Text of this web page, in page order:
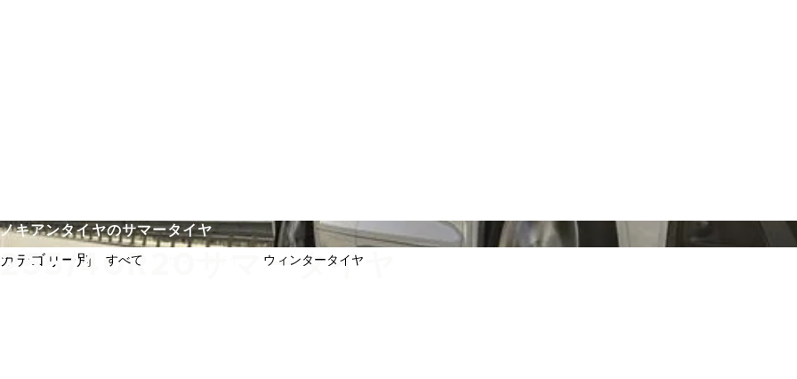
255/40R20サマータイヤ
ノキアンタイヤのサマータイヤ
カテゴリー別: すべて ウィンタータイヤ